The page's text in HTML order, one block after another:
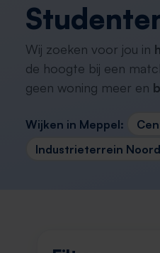
Wij zoeken voor jou in
de hoogte bij een
geen woning meer en
Wijken in Meppel:
Industrieterrein Noord